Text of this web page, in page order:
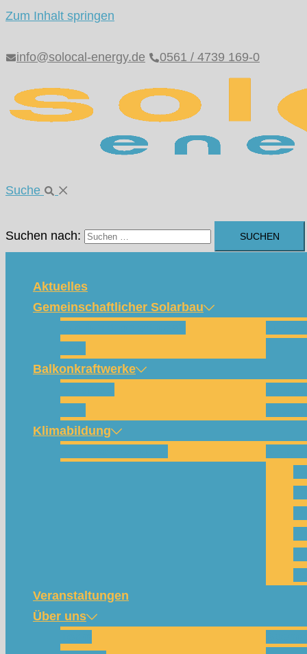
Zum Inhalt springen
info@solocal-energy.de 0561 / 4739 169-0
Suche
Suchen nach:
Aktuelles
Gemeinschaftlicher Solarbau
Balkonkraftwerke
Klimabildung
Veranstaltungen
Über uns